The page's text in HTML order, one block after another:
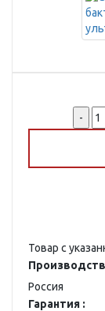
-
Товар с
Россия
Гарантия :